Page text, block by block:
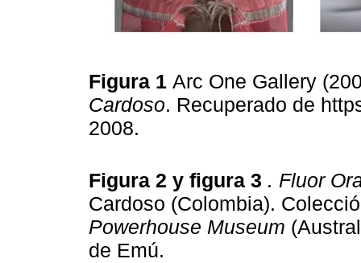
Figura 1 Arc One Gallery
Cardoso. Recuperado de
2008.
Figura 2 y figura 3 . Fluor
Cardoso (Colombia).
Powerhouse Museum
de Emú.